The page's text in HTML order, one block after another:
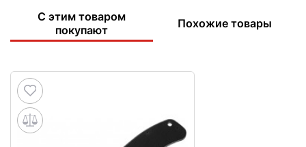
С этим товаром
покупают
Похожие товары